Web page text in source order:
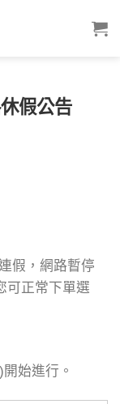
假公告
假，網路暫停
可正常下單選
始進行。